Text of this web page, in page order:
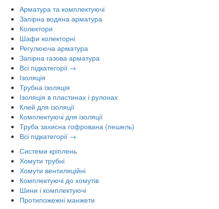
Арматура та комплектуючі
Запірна водяна арматура
Колектори
Шафи колекторні
Регулююча арматура
Запірна газова арматура
Всі підкатегорії →
Ізоляція
Трубна ізоляція
Ізоляція в пластинах і рулонах
Клей для ізоляції
Комплектуючі для ізоляції
Труба захисна гофрована (пешель)
Всі підкатегорії →
Системи кріплень
Хомути трубні
Хомути вентиляційні
Комплектуючі до хомутів
Шини і комплектуючі
Протипожежні манжети